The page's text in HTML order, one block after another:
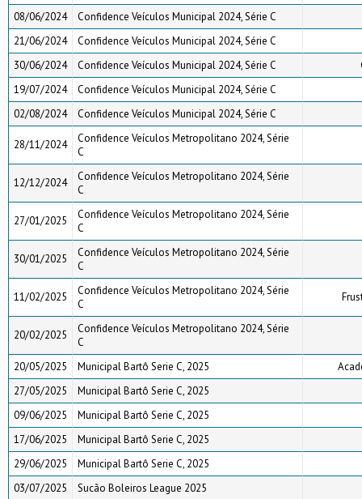
08/06/2024
Confidence Veículos Municipal 2024, Série C
21/06/2024
Confidence Veículos Municipal 2024, Série C
30/06/2024
Confidence Veículos Municipal 2024, Série C
19/07/2024
Confidence Veículos Municipal 2024, Série C
02/08/2024
Confidence Veículos Municipal 2024, Série C
28/11/2024
Confidence Veículos Metropolitano 2024, Série
C
12/12/2024
Confidence Veículos Metropolitano 2024, Série
C
27/01/2025
Confidence Veículos Metropolitano 2024, Série
C
30/01/2025
Confidence Veículos Metropolitano 2024, Série
C
11/02/2025
Confidence Veículos Metropolitano 2024, Série
C
20/02/2025
Confidence Veículos Metropolitano 2024, Série
C
20/05/2025
Municipal Bartô Serie C, 2025
27/05/2025
Municipal Bartô Serie C, 2025
09/06/2025
Municipal Bartô Serie C, 2025
17/06/2025
Municipal Bartô Serie C, 2025
29/06/2025
Municipal Bartô Serie C, 2025
03/07/2025
Sucão Boleiros League 2025